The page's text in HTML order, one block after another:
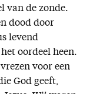
van de zonde.
dood door
levend
oordeel heen.
voor een
God geeft,